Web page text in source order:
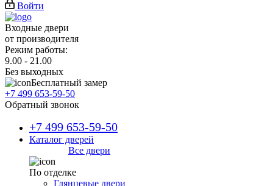
Войти
Входные двери
от производителя
Режим работы:
9.00 - 21.00
Без выходных
Бесплатный замер
+7 499 653-59-50
Обратный звонок
+7 499 653-59-50
Каталог дверей
Все двери
По отделке
Глянцевые двери